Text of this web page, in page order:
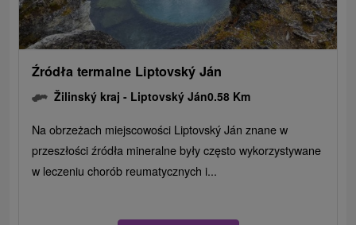
Źródła termalne Liptovský Ján
Žilinský kraj - Liptovský Ján0.58 Km
Na obrzeżach miejscowości Liptovský Ján znane w
przeszłości źródła mineralne były często wykorzystywane
w leczeniu chorób reumatycznych i...